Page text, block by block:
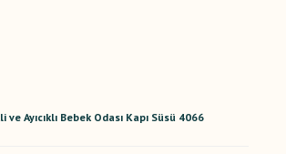
ve Ayıcıklı Bebek Odası Kapı Süsü 4066